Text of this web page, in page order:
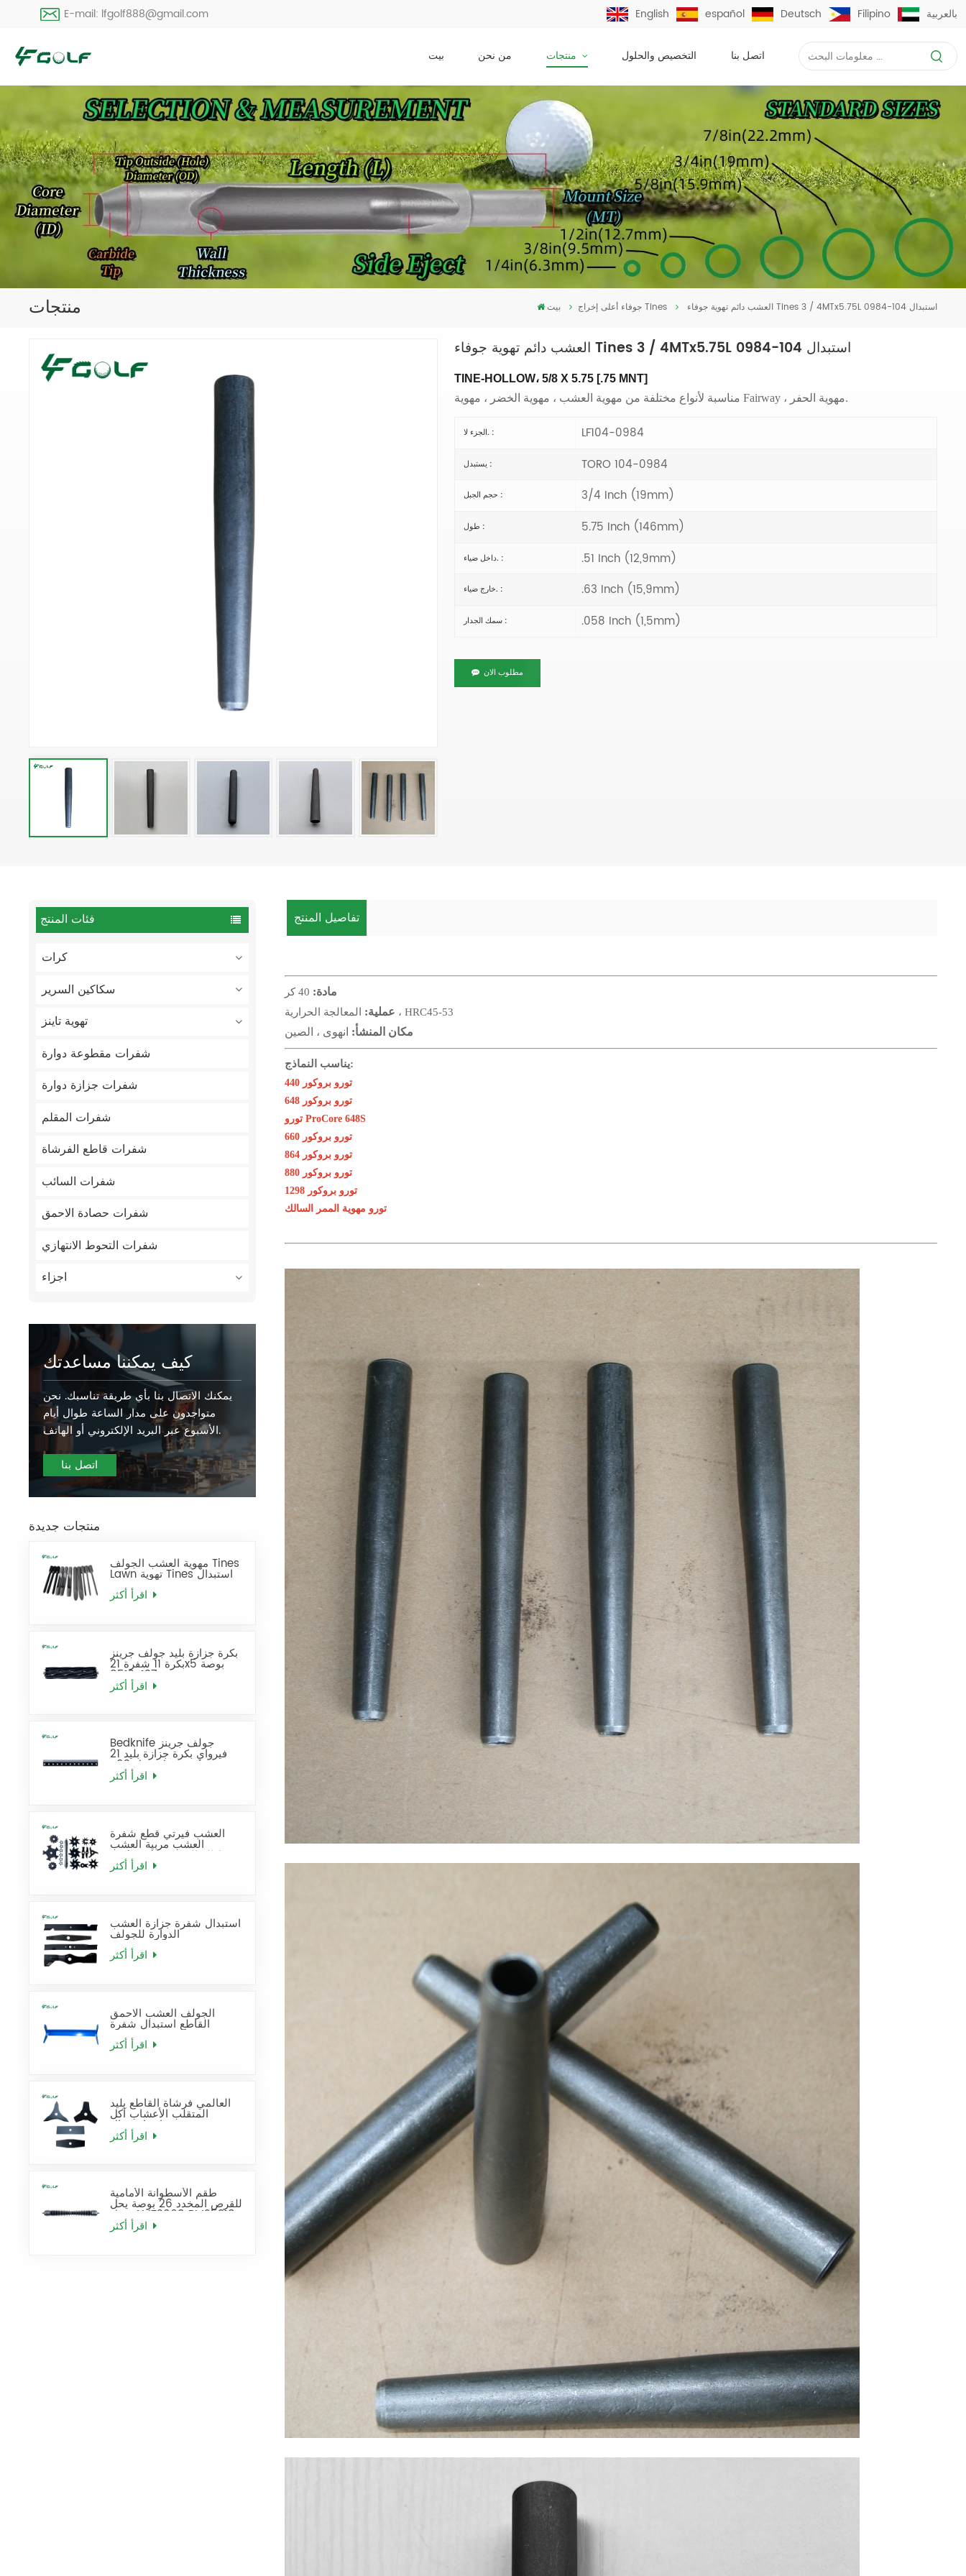
E-mail: lfgolf888@gmail.com English español Deutsch Filipino بالعربية
بيت من نحن التخصيص والحلول اتصل بنا
منتجات بيت جوفاء أعلى إخراج Tines العشب دائم تهوية جوفاء Tines 3 / 4MTx5.75L استبدال 104-0984
العشب دائم تهوية جوفاء Tines 3 / 4MTx5.75L استبدال 104-0984
TINE-HOLLOW، 5/8 X 5.75 [.75 MNT]
مناسبة لأنواع مختلفة من مهوية العشب ، مهوية الخضر ، مهوية Fairway ، مهوية الحفر.
الجزء لا. : LF104-0984
يستبدل : TORO 104-0984
حجم الجبل : 3/4 Inch (19mm)
طول : 5.75 Inch (146mm)
داخل ضياء. : .51 Inch (12,9mm)
خارج ضياء. : .63 Inch (15,9mm)
سمك الجدار : .058 Inch (1,5mm)
مطلوب الان
فئات المنتج
كرات
سكاكين السرير
تهوية تاينز
شفرات مقطوعة دوارة
شفرات جزازة دوارة
شفرات المقلم
شفرات قاطع الفرشاة
شفرات السائب
شفرات حصادة الاحمق
شفرات التحوط الانتهازي
اجزاء
كيف يمكننا مساعدتك
يمكنك الاتصال بنا بأي طريقة تناسبك. نحن
متواجدون على مدار الساعة طوال أيام
الأسبوع عبر البريد الإلكتروني أو الهاتف.
اتصل بنا
منتجات جديدة
مهوية العشب الجولف Tines
Lawn تهوية Tines استبدال
بكرة جزازة بليد جولف جرينز
بكرة 11 شفرة 21x5 بوصة
137-8512
Bedknife جولف جرينز
فيرواي بكرة جزازة بليد 21
4262
العشب فيرتي قطع شفرة
العشب مربية العشب
Dethatcher إزالة القش
شفرة استبدال
استبدال شفرة جزازة العشب
الدوارة للجولف
الجولف العشب الاحمق
القاطع استبدال شفرة
العالمي فرشاة القاطع بليد
المتقلب الأعشاب آكل
شفرات استبدال
طقم الأسطوانة الأمامية
للقرص المخدد 26 بوصة يحل
محل AMT2968 BM25318
تفاصيل المنتج
مادة: 40 كر
عملية: المعالجة الحرارية ، HRC45-53
مكان المنشأ: انهوى ، الصين
يناسب النماذج:
تورو بروكور 440
تورو بروكور 648
تورو ProCore 648S
تورو بروكور 660
تورو بروكور 864
تورو بروكور 880
تورو بروكور 1298
تورو مهوية الممر السالك